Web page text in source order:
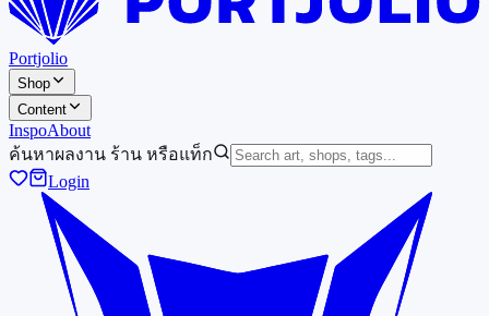
Portjolio
Shop
Content
InspoAbout
ค้นหาผลงาน ร้าน หรือแท็ก
Login